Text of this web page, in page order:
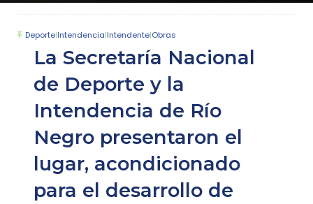
Deporte|Intendencia|Intendente|Obras
La Secretaría Nacional
de Deporte y la
Intendencia de Río
Negro presentaron el
lugar, acondicionado
para el desarrollo de